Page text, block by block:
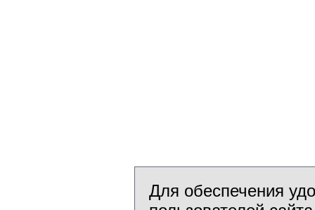
Для обеспечения